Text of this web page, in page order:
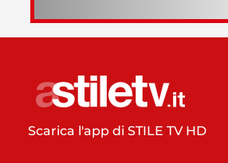
Scarica l'app di STILE TV HD